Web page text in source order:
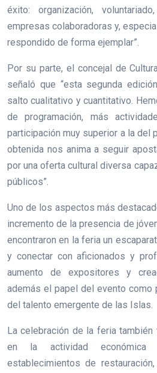
éxito: organización,
empresas colaboradoras y,
respondido de forma ejemplar”.
Por su parte, el concejal de
señaló que “esta segunda
salto cualitativo y cuantitativo.
de programación, más
participación muy superior a la del
obtenida nos anima a seguir
por una oferta cultural diversa
públicos”.
Uno de los aspectos más
incremento de la presencia de
encontraron en la feria un
y conectar con aficionados y
aumento de expositores y
además el papel del evento como
del talento emergente de las Islas.
La celebración de la feria
en la actividad
establecimientos de